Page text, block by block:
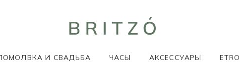
И СВАДЬБА ЧАСЫ АКСЕССУАРЫ ETRO